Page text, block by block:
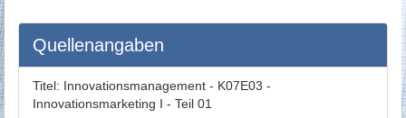
Quellenangaben
Titel: Innovationsmanagement - K07E03 -
Innovationsmarketing I - Teil 01